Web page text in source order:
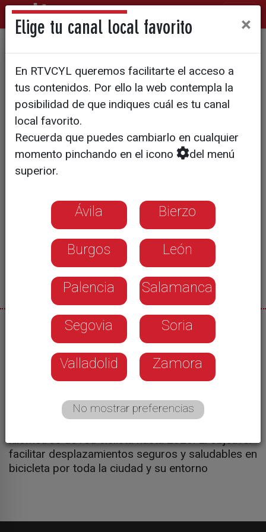
Arreglo integral del carril bici
para impulsarlo como opción
de movilidad
29/07/2025
El Ayuntamiento de Salamanca refuerza su
apuesta por una ciudad más sostenible. Han
comenzado las obras de renovación del carril bici
en el tramo de la avenida del Padre Ignacio
Ellacuría dentro de una intervención que forma
kilómetros de red ciclista hasta 2026. El objetivo:
facilitar desplazamientos seguros y saludables en
bicicleta por toda la ciudad y su entorno
Elige tu canal local favorito ×
En RTVCYL queremos facilitarte el acceso a
tus contenidos. Por ello la web contempla la
posibilidad de que indiques cuál es tu canal
local favorito.
Recuerda que puedes cambiarlo en cualquier
momento pinchando en el icono
del menú
superior.
Ávila Bierzo
Burgos León
Palencia Salamanca
Segovia Soria
Valladolid Zamora
No mostrar preferencias